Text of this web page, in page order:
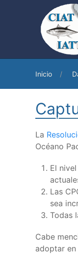
Inicio
La
Océano
El
Las
sea
Todas
Cabe
adoptar